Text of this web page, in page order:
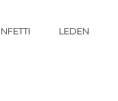
LEDEN